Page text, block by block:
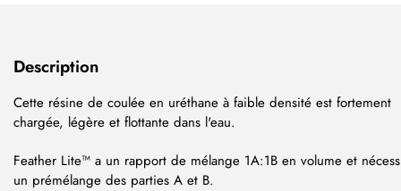
Description
Cette résine de coulée en uréthane à faible densité est fortement
chargée, légère et flottante dans l'eau.
Feather Lite™ a un rapport de mélange 1A:1B en volume et
un prémélange des parties A et B.